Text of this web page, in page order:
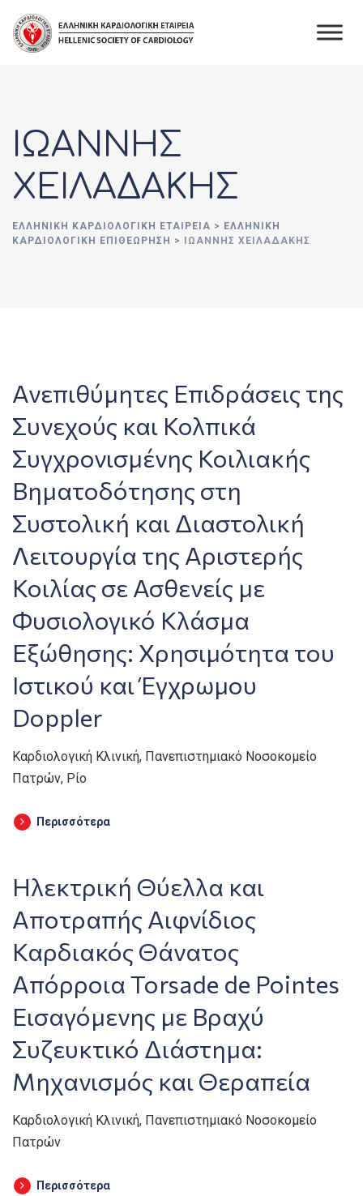
content
ΙΩΑΝΝΗΣ
ΧΕΙΛΑΔΑΚΗΣ
ΕΛΛΗΝΙΚΉ ΚΑΡΔΙΟΛΟΓΙΚΉ ΕΤΑΙΡΕΊΑ > ΕΛΛΗΝΙΚΗ
ΚΑΡΔΙΟΛΟΓΙΚΗ ΕΠΙΘΕΩΡΗΣΗ > ΙΩΑΝΝΗΣ ΧΕΙΛΑΔΑΚΗΣ
Ανεπιθύμητες Επιδράσεις της
Συνεχούς και Κολπικά
Συγχρονισμένης Κοιλιακής
Βηματοδότησης στη
Συστολική και Διαστολική
Λειτουργία της Αριστερής
Κοιλίας σε Ασθενείς με
Φυσιολογικό Κλάσμα
Εξώθησης: Χρησιμότητα του
Ιστικού και Έγχρωμου
Doppler
Καρδιολογική Κλινική, Πανεπιστημιακό Νοσοκομείο
Πατρών, Ρίο
Περισσότερα
Ηλεκτρική Θύελλα και
Αποτραπής Αιφνίδιος
Καρδιακός Θάνατος
Απόρροια Torsade de Pointes
Εισαγόμενης με Βραχύ
Συζευκτικό Διάστημα:
Μηχανισμός και Θεραπεία
Καρδιολογική Κλινική, Πανεπιστημιακό Νοσοκομείο
Πατρών
Περισσότερα